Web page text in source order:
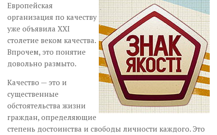
Европейская
организация по качеству
уже объявила XXI
столетие веком качества.
Впрочем, это понятие
довольно размыто.
Качество — это и
существенные
обстоятельства жизни
граждан, определяющие
степень достоинства и свободы личности каждого. Это